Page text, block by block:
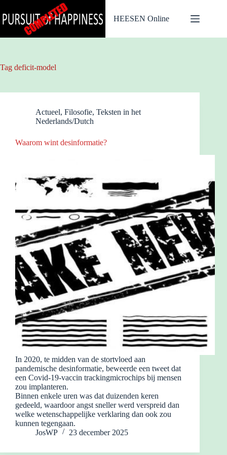
naar
de
HEESEN Online
Tag deficit-model
Actueel, Filosofie, Teksten in het
Nederlands/Dutch
Waarom wint desinformatie?
In 2020, te midden van de stortvloed aan
pandemische desinformatie, beweerde een tweet dat
een Covid-19-vaccin trackingmicrochips bij mensen
zou implanteren.
Binnen enkele uren was dat duizenden keren
gedeeld, waardoor angst sneller werd verspreid dan
welke wetenschappelijke verklaring dan ook zou
kunnen tegengaan.
JosWP
23 december 2025